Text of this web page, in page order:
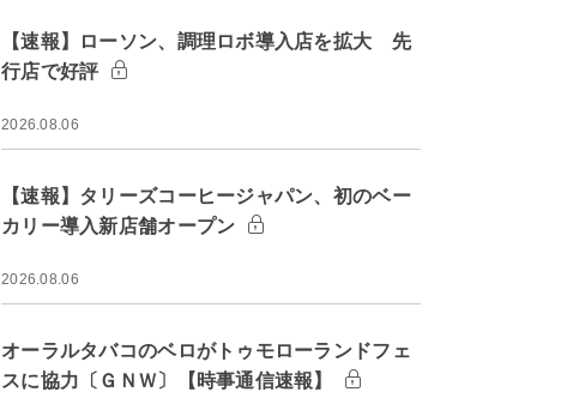
【速報】ローソン、調理ロボ導入店を拡大 先
行店で好評
2026.08.06
【速報】タリーズコーヒージャパン、初のベー
カリー導入新店舗オープン
2026.08.06
オーラルタバコのベロがトゥモローランドフェ
スに協力〔ＧＮＷ〕【時事通信速報】